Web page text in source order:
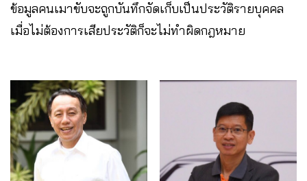
ข้อมูลคนเมาขับจะถูกบันทึกจัดเก็บเป็นประวัติรายบุคคล
เมื่อไม่ต้องการเสียประวัติก็จะไม่ทำผิดกฎหมาย